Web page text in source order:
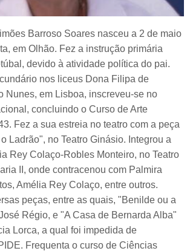
Barroso Soares nasceu a 2 de maio
em Olhão. Fez a instrução primária
devido à atividade política do pai.
nos liceus Dona Filipa de
Nunes, em Lisboa, inscreveu-se no
concluindo o Curso de Arte
Fez a sua estreia no teatro com a peça
Ladrão", no Teatro Ginásio. Integrou a
Rey Colaço-Robles Monteiro, no Teatro
II, onde contracenou com Palmira
Amélia Rey Colaço, entre outros.
peças, entre as quais, "Benilde ou a
Régio, e "A Casa de Bernarda Alba"
Lorca, a qual foi impedida de
Frequenta o curso de Ciências